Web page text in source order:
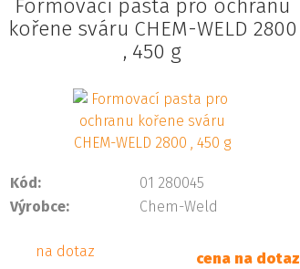
Formovací pasta pro ochranu
kořene sváru CHEM-WELD 2800
, 450 g
Kód:
01 280045
Výrobce:
Chem-Weld
na dotaz cena na dotaz